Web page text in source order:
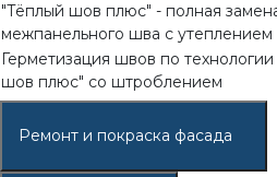
"Тёплый шов плюс" - полная
межпанельного шва с утеплением
Герметизация швов по
шов плюс" со штроблением
Ремонт и покраска фасада